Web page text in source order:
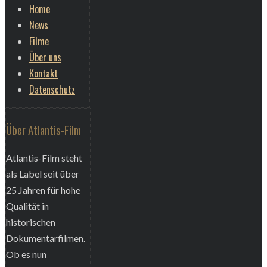
Home
News
Filme
Über uns
Kontakt
Datenschutz
Über Atlantis-Film
Atlantis-Film steht
als Label seit über
25 Jahren für hohe
Qualität in
historischen
Dokumentarfilmen.
Ob es nun